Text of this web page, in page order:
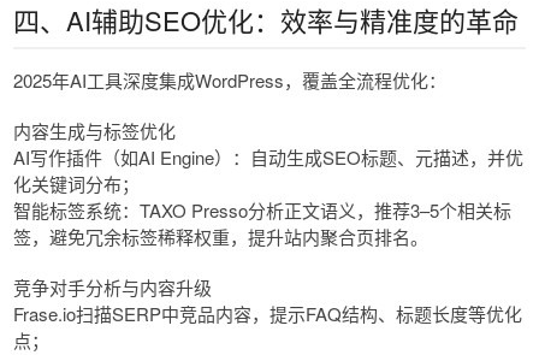
四、AI辅助SEO优化：效率与精准度的革命
2025年AI工具深度集成WordPress，覆盖全流程优化：
内容生成与标签优化
AI写作插件（如AI Engine）：自动生成SEO标题、元描述，并优
化关键词分布；
智能标签系统：TAXO Presso分析正文语义，推荐3–5个相关标
签，避免冗余标签稀释权重，提升站内聚合页排名。
竞争对手分析与内容升级
Frase.io扫描SERP中竞品内容，提示FAQ结构、标题长度等优化
点；